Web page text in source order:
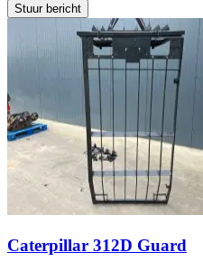
Stuur bericht
Caterpillar 312D Guard